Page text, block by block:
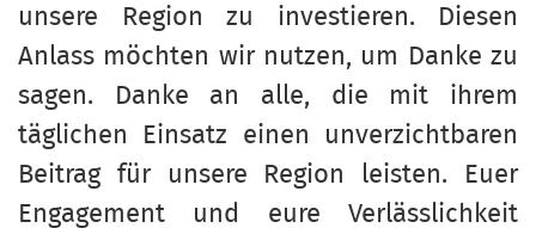
unsere Region zu investieren. Diesen
Anlass möchten wir nutzen, um Danke zu
sagen. Danke an alle, die mit ihrem
täglichen Einsatz einen unverzichtbaren
Beitrag für unsere Region leisten. Euer
Engagement und eure Verlässlichkeit